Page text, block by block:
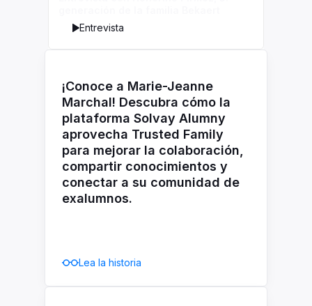
Entrevista
¡Conoce a Marie-Jeanne
Marchal! Descubra cómo la
plataforma Solvay Alumny
aprovecha Trusted Family
para mejorar la colaboración,
compartir conocimientos y
conectar a su comunidad de
exalumnos.
Lea la historia